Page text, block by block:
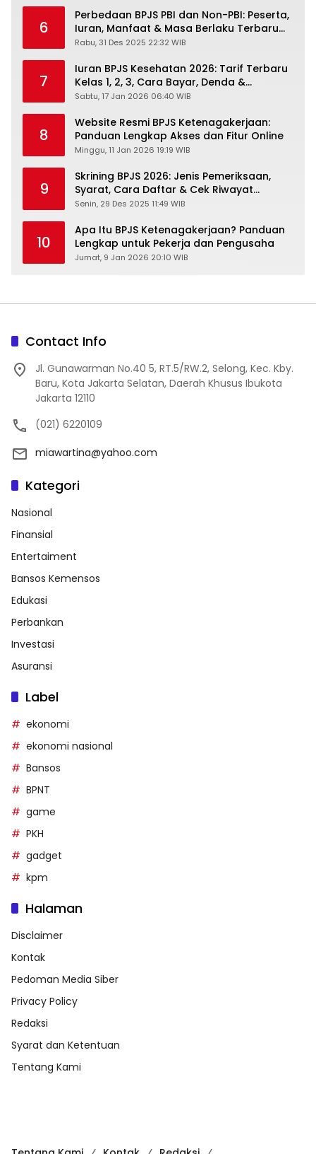
6
Perbedaan BPJS PBI dan Non-PBI: Peserta,
Iuran, Manfaat & Masa Berlaku Terbaru
2026
Rabu, 31 Des 2025 22:32 WIB
7
Iuran BPJS Kesehatan 2026: Tarif Terbaru
Kelas 1, 2, 3, Cara Bayar, Denda &
Panduan Lengkap Peserta JKN-KIS
Sabtu, 17 Jan 2026 06:40 WIB
8
Website Resmi BPJS Ketenagakerjaan:
Panduan Lengkap Akses dan Fitur Online
Minggu, 11 Jan 2026 19:19 WIB
9
Skrining BPJS 2026: Jenis Pemeriksaan,
Syarat, Cara Daftar & Cek Riwayat
Kesehatan Gratis
Senin, 29 Des 2025 11:49 WIB
10
Apa Itu BPJS Ketenagakerjaan? Panduan
Lengkap untuk Pekerja dan Pengusaha
Jumat, 9 Jan 2026 20:10 WIB
Contact Info
Jl. Gunawarman No.40 5, RT.5/RW.2, Selong, Kec. Kby.
Baru, Kota Jakarta Selatan, Daerah Khusus Ibukota
Jakarta 12110
(021) 6220109
miawartina@yahoo.com
Kategori
Nasional
Finansial
Entertaiment
Bansos Kemensos
Edukasi
Perbankan
Investasi
Asuransi
Label
ekonomi
ekonomi nasional
Bansos
BPNT
game
PKH
gadget
kpm
Halaman
Disclaimer
Kontak
Pedoman Media Siber
Privacy Policy
Redaksi
Syarat dan Ketentuan
Tentang Kami